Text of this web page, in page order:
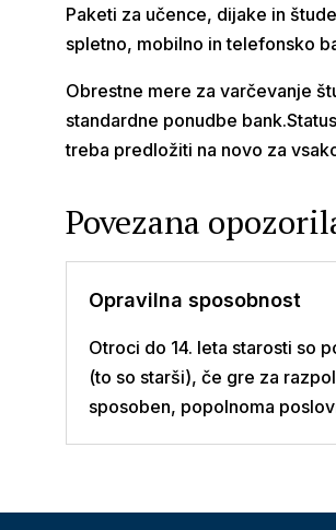
Paketi za učence, dijake in
spletno, mobilno in telefonsko
Obrestne mere za varčevanje
standardne ponudbe
treba predložiti na novo za
Povezana
Opravilna sposobnost
Otroci do 14. leta starosti so
(to so starši), če gre za
sposoben, popolnoma